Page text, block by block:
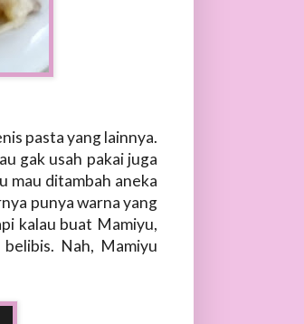
pasta yang lainnya.
gak usah pakai juga
mau ditambah aneka
punya warna yang
kalau buat Mamiyu,
Nah, Mamiyu